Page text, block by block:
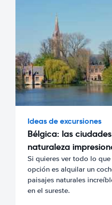
Ideas de excursiones
Bélgica: las
naturaleza
Si quieres ver todo lo
opción es alquilar un
paisajes naturales
en el sureste.